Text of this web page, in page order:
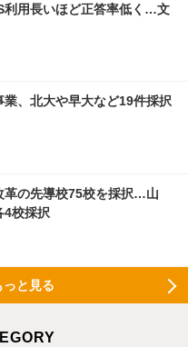
利用長いほど正答率低く…文
、北大や早大など19件採択
革の先導校75校を採択…山
4校採択
っと見る